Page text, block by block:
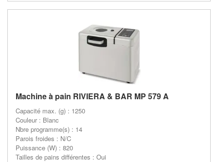
Machine à pain RIVIERA & BAR MP 579 A
Capacité max. (g) : 1250
Couleur : Blanc
Nbre programme(s) : 14
Parois froides : N/C
Puissance (W) : 820
Tailles de pains différentes : Oui